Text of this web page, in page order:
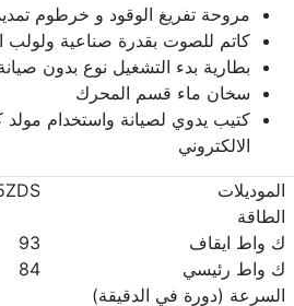
مروحة تفريغ الوقود و خرطوم
كاتم للصوت بقدرة صناعية ولولب
بطارية بدء التشغيل نوع بدون
سخان ماء قسم المحرك
كتيب يدوي لصيانة واستخدام
الالكتروني
الموديلات
الطاقة
ك واط ايقاف
93
ك واط رئيسي
84
السرعة (دورة في الدقيقة)